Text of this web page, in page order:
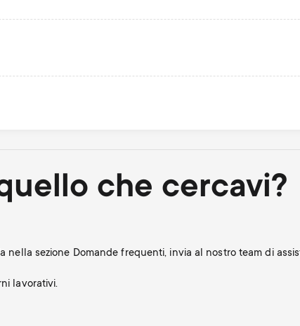
che cercavi?
nella sezione Domande frequenti, invia al nostro team di
lavorativi.